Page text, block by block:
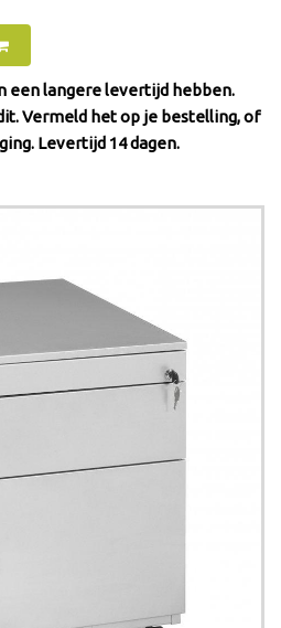
een langere levertijd hebben.
Vermeld het op je bestelling, of
Levertijd 14 dagen.